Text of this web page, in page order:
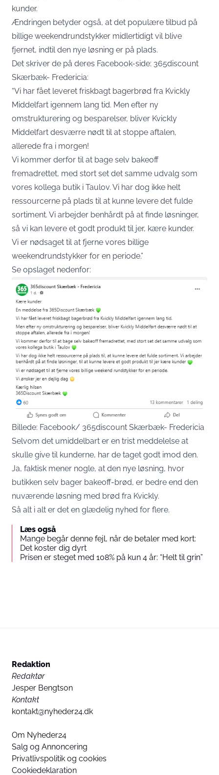
kunder.
Ændringen betyder også, at det populære tilbud på
billige weekendrundstykker midlertidigt vil blive
fjernet, indtil den nye løsning er på plads.
Det skriver de på deres Facebook-side: 365discount
Skærbæk- Fredericia:
“Vi har fået leveret friskbagt bagerbrød fra Kvickly
Middelfart igennem lang tid. Men efter ny
omstrukturering og besparelser, bliver Kvickly
Middelfart desværre nødt til at stoppe aftalen,
allerede fra i morgen!
Vi kommer derfor til at bage selv bakeoff
fremadrettet, med stort set det samme udvalg som
vores kollega butik i Taulov. Vi har dog ikke helt
ressourcerne på plads til at kunne levere det fulde
sortiment. Vi arbejder benhårdt på at finde løsninger,
så vi kan levere et godt produkt til jer, kære kunder.
Vi er nødsaget til at fjerne vores billige
weekendrundstykker for en periode.”
Se opslaget nedenfor:
Billede: Facebook/ 365discount Skærbæk- Fredericia
Selvom det umiddelbart er en trist meddelelse at
skulle give til kunderne, har de taget godt imod den.
Ja, faktisk mener nogle, at den nye løsning, hvor
butikken selv bager bakeoff-brød, er bedre end den
nuværende løsning med brød fra Kvickly.
Så alt i alt er det en glædelig nyhed for flere.
Læs også
Mange begår denne fejl, når de betaler med kort:
Det koster dig dyrt
Prisen er steget med 108% på kun 4 år: “Helt til grin”
Redaktion
Redaktør
Jesper Bengtson
Kontakt
kontakt@nyheder24.dk
Om Nyheder24
Salg og Annoncering
Privatlivspolitik og cookies
Cookiedeklaration